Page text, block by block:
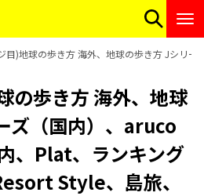
目)地球の歩き方 海外、地球の歩き方 Jシリ
の歩き方 海外、地球
ズ（国内）、aruco
、Plat、ランキング
Style、島旅、